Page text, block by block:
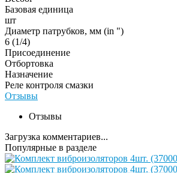
Базовая единица
шт
Диаметр патрубков, мм (in ")
6 (1/4)
Присоединение
Отбортовка
Назначение
Реле контроля смазки
Отзывы
Отзывы
Загрузка комментариев...
Популярные в разделе